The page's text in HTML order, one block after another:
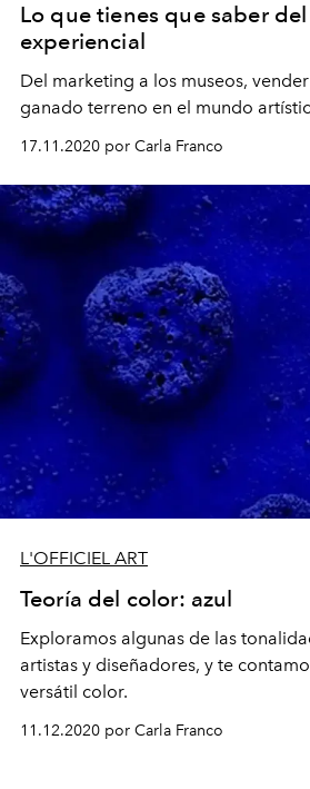
Lo que tienes que saber
experiencial
Del marketing a los museos,
ganado terreno en el mundo
17.11.2020 por Carla Franco
L'OFFICIEL ART
Teoría del color: azul
Exploramos algunas de las
artistas y diseñadores, y te
versátil color.
11.12.2020 por Carla Franco